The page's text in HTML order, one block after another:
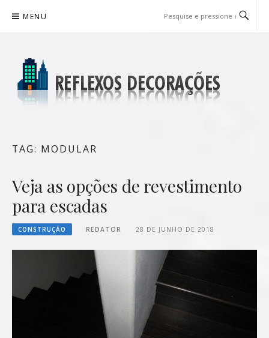
para
MENU
TAG: MODULAR
Veja as opções de revestimento
para escadas
CONSTRUÇÃO REDATOR 28 DE JUNHO DE 2018